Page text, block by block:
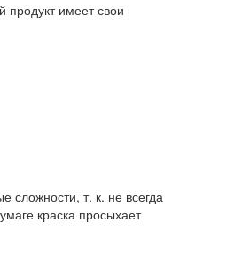
продукт имеет свои
сложности, т. к. не всегда
краска просыхает